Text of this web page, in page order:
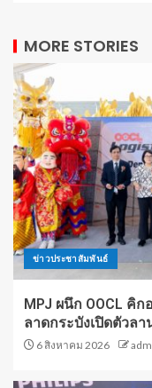
MORE STORIES
ข่าวประชาสัมพันธ์
MPJ ผนึก OOCL คิ
ลาดกระบังเปิดตัวล
6 สิงหาคม 2026